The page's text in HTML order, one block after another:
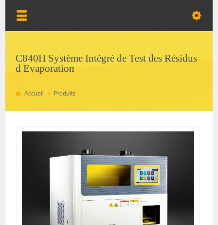
C840H Système Intégré de Test des Résidus
d Evaporation
Accueil Produits